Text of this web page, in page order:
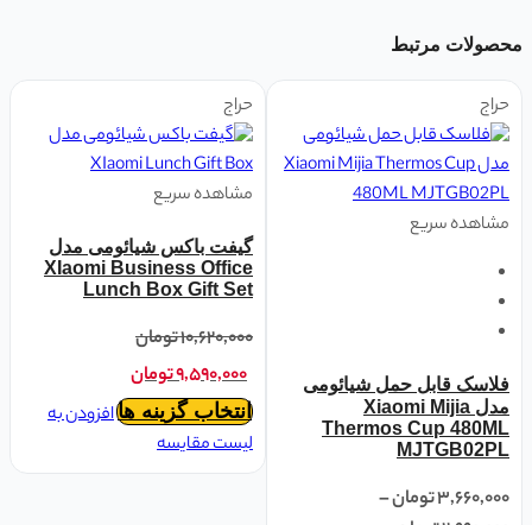
محصولات مرتبط
حراج
مشاهده سریع
فلاسک قابل حمل شیائومی
مدل Xiaomi Mijia
Thermos Cup 480ML
MJTGB02PL
۳,۶۶۰,۰۰۰تومان–
حراج
مشاهده سریع
گیفت باکس شیائومی مدل
XIaomi Business Office
Lunch Box Gift Set
۱۰,۶۲۰,۰۰۰تومان
۹,۵۹۰,۰۰۰تومان
انتخاب گزینه هاافزودن به
لیست مقایسه